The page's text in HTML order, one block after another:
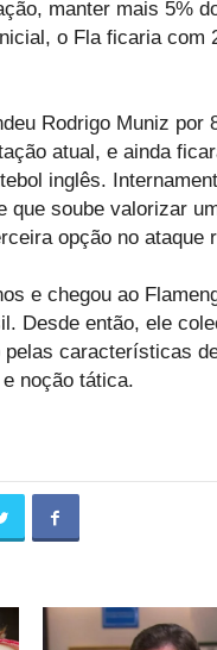
manter mais 5%
o Fla ficaria com
Rodrigo Muniz por
atual, e ainda
inglês.
que soube valorizar
opção no ataque
e chegou ao
Desde então, ele
pelas características
noção tática.